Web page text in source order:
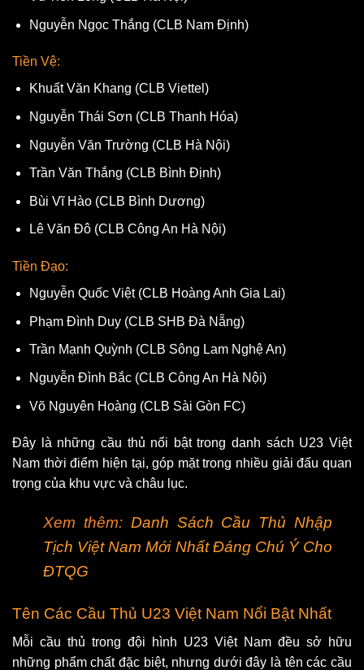
Nguyễn Ngọc Thắng (CLB Nam Định)
Tiền Vệ:
Khuất Văn Khang (CLB Viettel)
Nguyễn Thái Sơn (CLB Thanh Hóa)
Nguyễn Văn Trường (CLB Hà Nội)
Trần Văn Thắng (CLB Bình Định)
Bùi Vĩ Hào (CLB Bình Dương)
Lê Văn Đô (CLB Công An Hà Nội)
Tiền Đạo:
Nguyễn Quốc Việt (CLB Hoàng Anh Gia Lai)
Phạm Đình Duy (CLB SHB Đà Nẵng)
Trần Mạnh Quỳnh (CLB Sông Lam Nghệ An)
Nguyễn Đình Bắc (CLB Công An Hà Nội)
Võ Nguyên Hoàng (CLB Sài Gòn FC)
Đây là những cầu thủ nổi bật trong danh sách U23 Việt
Nam thời điểm hiện tại, góp mặt trong nhiều giải đấu quan
trọng của khu vực và châu lục.
Xem thêm: Danh Sách Cầu Thủ Nhập
Tịch Việt Nam Mới Nhất Đáng Chú Ý Cho
ĐTQG
Tên Các Cầu Thủ U23 Việt Nam Nổi Bật Nhất
Mỗi cầu thủ trong đội hình U23 Việt Nam đều sở hữu
những phẩm chất đặc biệt, nhưng dưới đây là tên các cầu